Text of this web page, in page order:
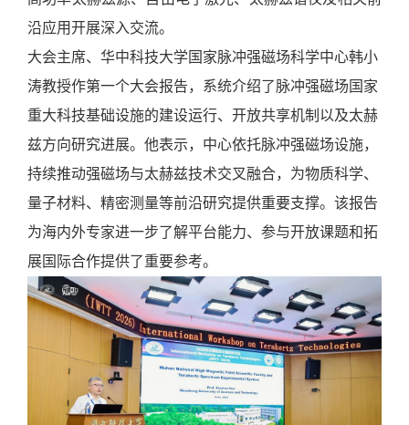
沿应用开展深入交流。
大会主席、华中科技大学国家脉冲强磁场科学中心韩小
涛教授作第一个大会报告，系统介绍了脉冲强磁场国家
重大科技基础设施的建设运行、开放共享机制以及太赫
兹方向研究进展。他表示，中心依托脉冲强磁场设施，
持续推动强磁场与太赫兹技术交叉融合，为物质科学、
量子材料、精密测量等前沿研究提供重要支撑。该报告
为海内外专家进一步了解平台能力、参与开放课题和拓
展国际合作提供了重要参考。